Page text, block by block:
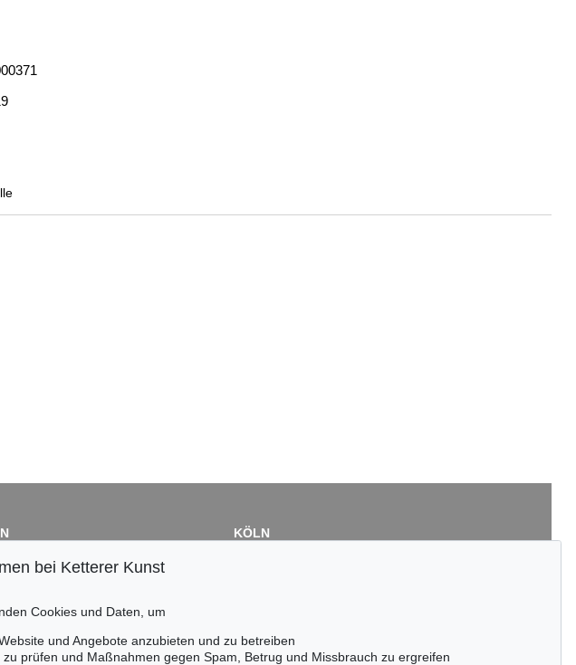
70
(0)30 88 67 53-63
KÖLN
bei Ketterer Kunst
Cookies und Daten, um
und Angebote anzubieten und zu betreiben
zu prüfen und Maßnahmen gegen Spam, Betrug und Missbrauch zu ergreifen